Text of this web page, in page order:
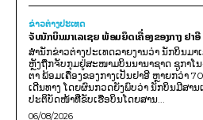
ຂ່າວຕ່າງປະເທດ
ຈັບນັກບິນມາເລເຊຍ ພ້ອມຍຶດເຄື່ອງຂອງກາງ ຢາອີ
ສຳນັກຂ່າວຕ່າງປະເທດລາຍງານວ່າ ນັກບິນມ
ຫຼັງຖືກຈັບກຸມຢູ່ສະໜາມບິນນານາຊາດ ຊູກາໂ
ຕາ ພ້ອມເຄື່ອງຂອງກາງເປັນຢາອີ ຫຼາຍກວ່າ
ເດີນທາງ ໂດຍຜົນກວດຍັງພົບວ່າ ນັກບິນມີສານ
ປະຕິບັດໜ້າທີ່ຂັບເຮືອບິນໂດຍສານ...
06/08/2026